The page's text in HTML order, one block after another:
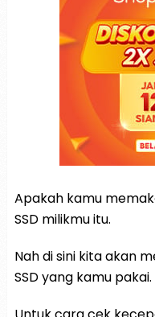
Apakah kamu
SSD milikmu itu.
Nah di sini kita akan
SSD yang kamu pakai.